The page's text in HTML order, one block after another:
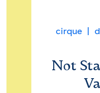
cirque
Not